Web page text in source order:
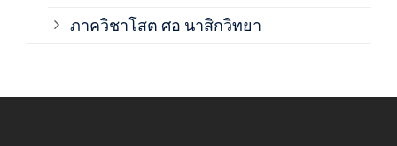
ภาควิชาโสต ศอ นาสิกวิทยา